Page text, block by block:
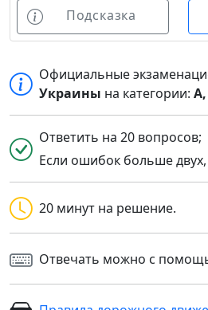
Подсказка
Официальные
Украины на категории:
Ответить на 20 вопросов;
Если ошибок больше
20 минут на решение.
Отвечать можно с